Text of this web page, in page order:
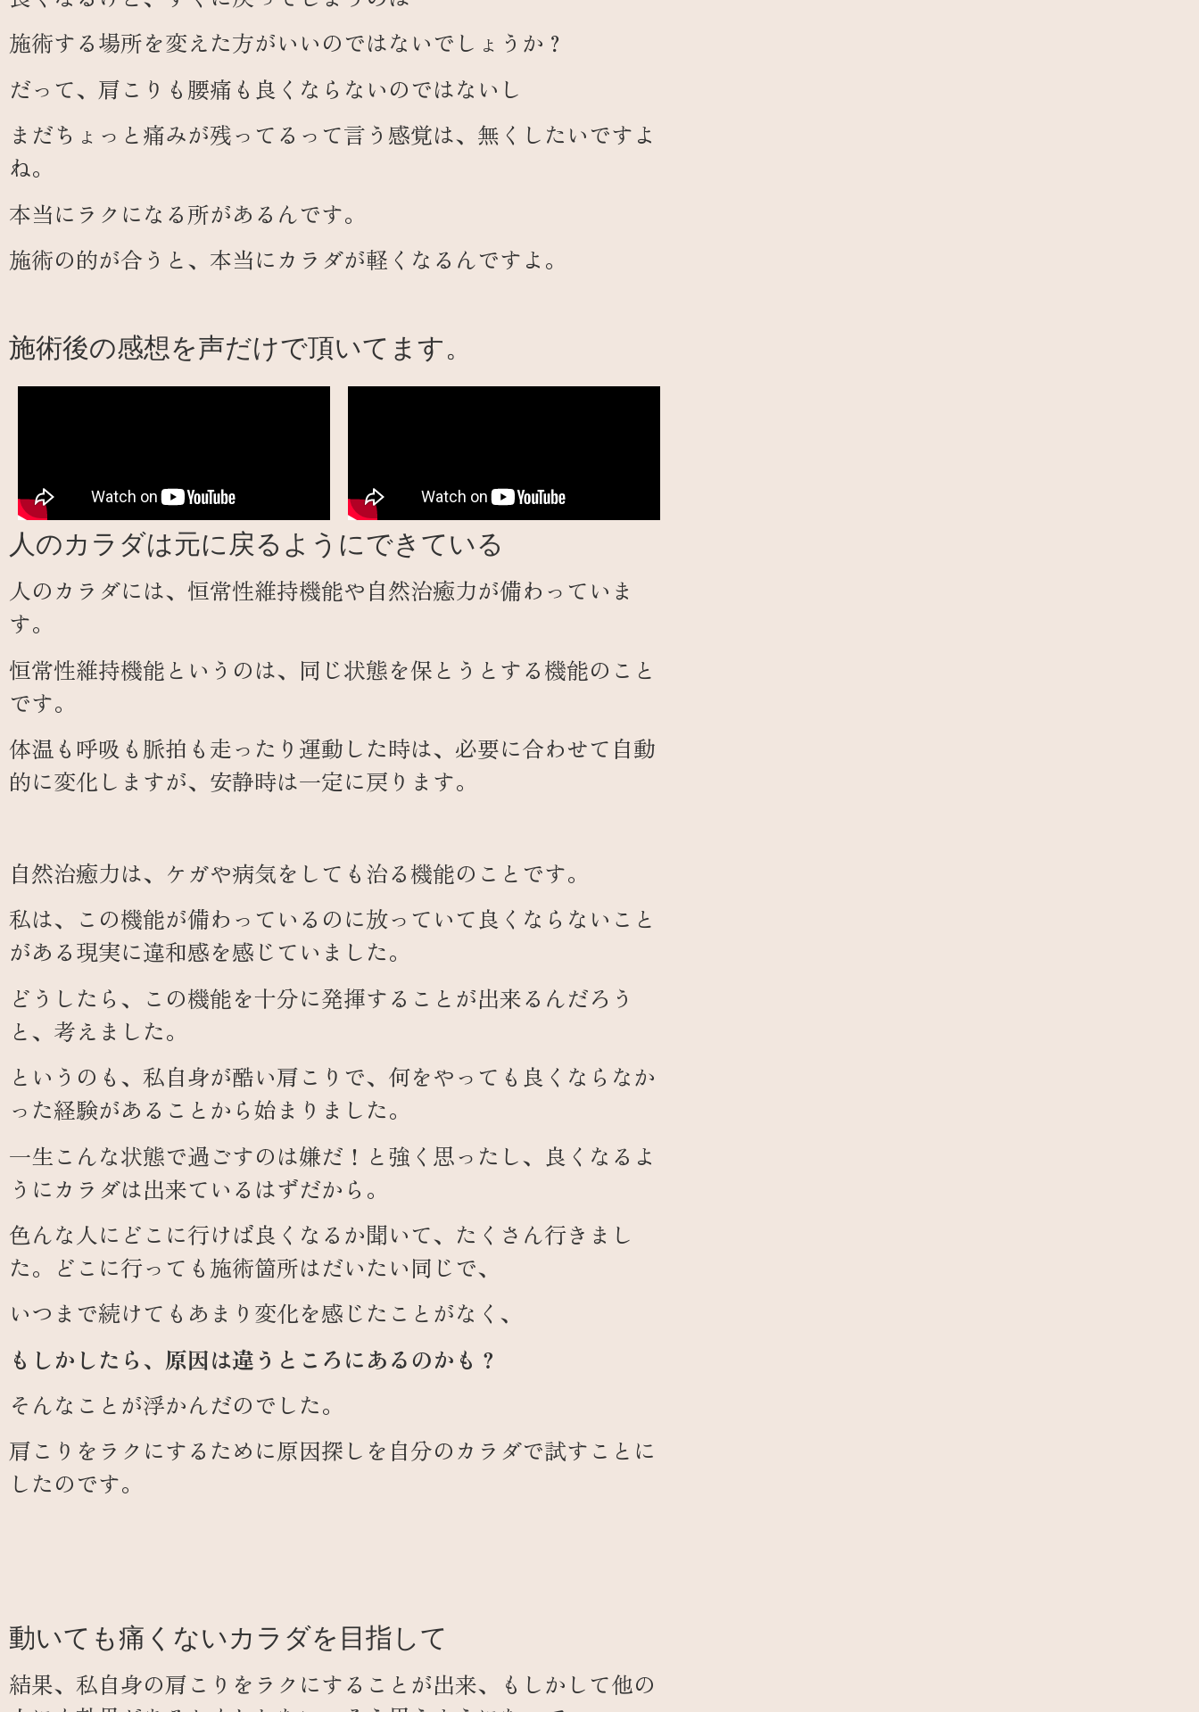
施術する場所を変えた方がいいのではないでしょうか？
だって、肩こりも腰痛も良くならないのではないし
まだちょっと痛みが残ってるって言う感覚は、無くしたいですよ
ね。
本当にラクになる所があるんです。
施術の的が合うと、本当にカラダが軽くなるんですよ。
施術後の感想を声だけで頂いてます。
人のカラダは元に戻るようにできている
人のカラダには、恒常性維持機能や自然治癒力が備わっていま
す。
恒常性維持機能というのは、同じ状態を保とうとする機能のこと
です。
体温も呼吸も脈拍も走ったり運動した時は、必要に合わせて自動
的に変化しますが、安静時は一定に戻ります。
自然治癒力は、ケガや病気をしても治る機能のことです。
私は、この機能が備わっているのに放っていて良くならないこと
がある現実に違和感を感じていました。
どうしたら、この機能を十分に発揮することが出来るんだろう
と、考えました。
というのも、私自身が酷い肩こりで、何をやっても良くならなか
った経験があることから始まりました。
一生こんな状態で過ごすのは嫌だ！と強く思ったし、良くなるよ
うにカラダは出来ているはずだから。
色んな人にどこに行けば良くなるか聞いて、たくさん行きまし
た。どこに行っても施術箇所はだいたい同じで、
いつまで続けてもあまり変化を感じたことがなく、
もしかしたら、原因は違うところにあるのかも？
そんなことが浮かんだのでした。
肩こりをラクにするために原因探しを自分のカラダで試すことに
したのです。
動いても痛くないカラダを目指して
結果、私自身の肩こりをラクにすることが出来、もしかして他の